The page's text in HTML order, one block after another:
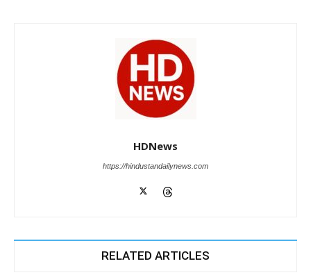
HDNews
https://hindustandailynews.com
RELATED ARTICLES